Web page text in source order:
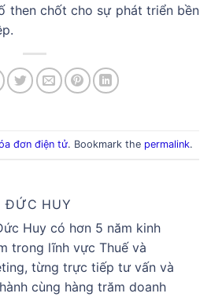
then chốt cho sự phát triển bền
đơn điện tử. Bookmark the permalink.
ĐỨC HUY
Huy có hơn 5 năm kinh
trong lĩnh vực Thuế và
từng trực tiếp tư vấn và
cùng hàng trăm doanh